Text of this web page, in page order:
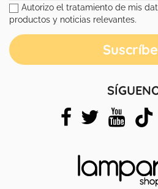
Autorizo el tratamiento de mis
productos y noticias relevantes.